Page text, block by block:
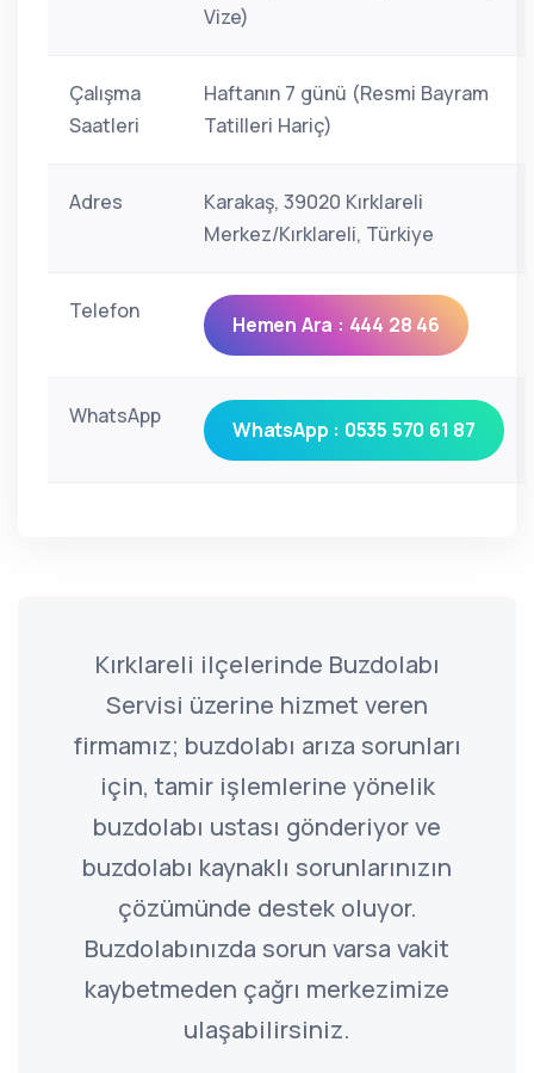
Vize)
Çalışma
Saatleri
Haftanın 7 günü (Resmi Bayram
Tatilleri Hariç)
Adres
Karakaş, 39020 Kırklareli
Merkez/Kırklareli, Türkiye
Telefon
Hemen Ara : 444 28 46
WhatsApp
WhatsApp : 0535 570 61 87
Kırklareli ilçelerinde Buzdolabı
Servisi üzerine hizmet veren
firmamız; buzdolabı arıza sorunları
için, tamir işlemlerine yönelik
buzdolabı ustası gönderiyor ve
buzdolabı kaynaklı sorunlarınızın
çözümünde destek oluyor.
Buzdolabınızda sorun varsa vakit
kaybetmeden çağrı merkezimize
ulaşabilirsiniz.